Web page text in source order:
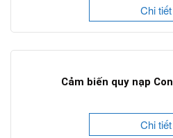
Chi tiết
Cảm biến quy nạp
Chi tiết